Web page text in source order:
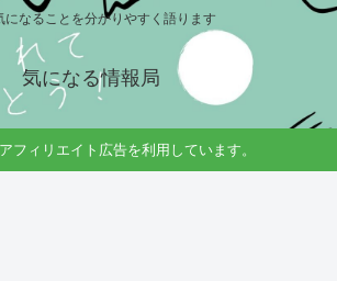
になることを分かりやすく語ります
気になる情報局
フィリエイト広告を利用しています。